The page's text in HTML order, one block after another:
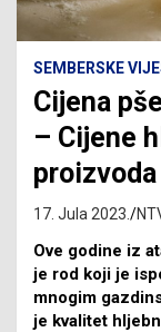
SEMBERSKE
Cijena
– Cijene
17. Jula 2023.
Ove godine iz
je rod koji je
mnogim
je kvalitet